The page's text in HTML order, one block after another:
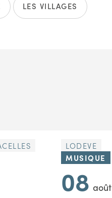
LES VILLAGES
LODEVE
MUSIQUE
08 août